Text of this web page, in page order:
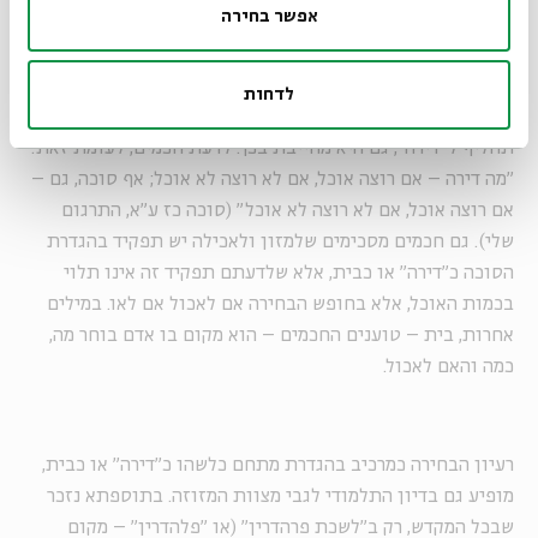
אפשר בחירה
לדחות
(שתים בכל יום מימי הסוכות), ולדעת חכמים יש חובה לסעוד
בסוכה רק בערב החג (משנה, סוכה ב,ה). התלמוד מסביר,
שמאחורי דברי ר' אליעזר עומדת ההנחה, שמשמעותה של "דירה"
תחליף ל"דירה", גם היא מחייבת בכך. לדעת חכמים, לעומת זאת:
"מה דירה – אם רוצה אוכל, אם לא רוצה לא אוכל; אף סוכה, גם –
אם רוצה אוכל, אם לא רוצה לא אוכל" (סוכה כז ע"א, התרגום
שלי). גם חכמים מסכימים שלמזון ולאכילה יש תפקיד בהגדרת
הסוכה כ"דירה" או כבית, אלא שלדעתם תפקיד זה אינו תלוי
בכמות האוכל, אלא בחופש הבחירה אם לאכול אם לאו. במילים
אחרות, בית – טוענים החכמים – הוא מקום בו אדם בוחר מה,
כמה והאם לאכול.
רעיון הבחירה כמרכיב בהגדרת מתחם כלשהו כ"דירה" או כבית,
מופיע גם בדיון התלמודי לגבי מצוות המזוזה. בתוספתא נזכר
שבכל המקדש, רק ב"לשכת פרהדרין" (או "פלהדרין" – מקום